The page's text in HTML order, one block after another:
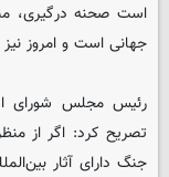
است صحنه درگیری،
جهانی است و امروز
رئیس مجلس شورای
تصریح کرد: اگر از
جنگ دارای آثار